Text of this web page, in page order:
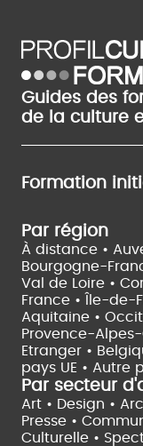
Guides des
de la culture
Formation
Par région
À distance •
Bourgogne-
Val de Loire •
France •
Île-de-
Aquitaine •
Provence-Alpes-
Etranger •
pays UE • Autre
Par secteur
Art • Design •
Presse •
Culturelle •